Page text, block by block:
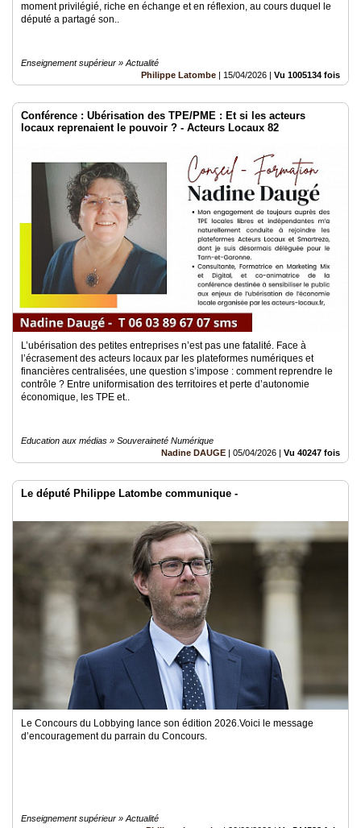
moment privilégié, riche en échange et en réflexion, au cours duquel le
député a partagé son..
Enseignement supérieur » Actualité
Philippe Latombe | 15/04/2026 | Vu 1005134 fois
Conférence : Ubérisation des TPE/PME : Et si les acteurs
locaux reprenaient le pouvoir ? - Acteurs Locaux 82
L’ubérisation des petites entreprises n’est pas une fatalité. Face à
l’écrasement des acteurs locaux par les plateformes numériques et
financières centralisées, une question s’impose : comment reprendre le
contrôle ? Entre uniformisation des territoires et perte d’autonomie
économique, les TPE et..
Education aux médias » Souveraineté Numérique
Nadine DAUGE | 05/04/2026 | Vu 40247 fois
Le député Philippe Latombe communique -
Le Concours du Lobbying lance son édition 2026.Voici le message
d’encouragement du parrain du Concours.
Enseignement supérieur » Actualité